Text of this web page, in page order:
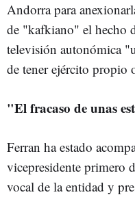
Andorra para
de "kafkiano" el hecho
televisión autonómica
de tener ejército propio
"El fracaso de unas
Ferran ha estado
vicepresidente primero
vocal de la entidad y